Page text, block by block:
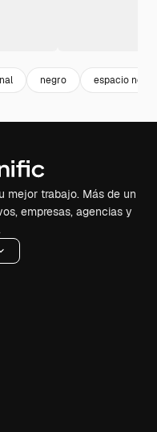
negro espacio negro
mejor trabajo. Más de un
empresas, agencias y